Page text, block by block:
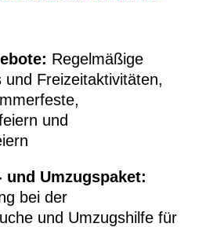
Regelmäßige
und Freizeitaktivitäten,
und
und Umzugspaket:
bei der
und Umzugshilfe für